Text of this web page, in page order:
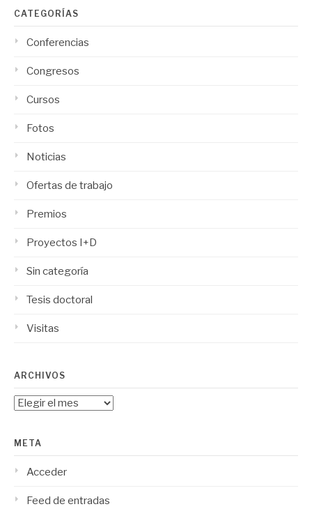
CATEGORÍAS
Conferencias
Congresos
Cursos
Fotos
Noticias
Ofertas de trabajo
Premios
Proyectos I+D
Sin categoría
Tesis doctoral
Visitas
ARCHIVOS
Archivos
META
Acceder
Feed de entradas